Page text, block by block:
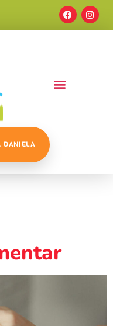
DANIELA